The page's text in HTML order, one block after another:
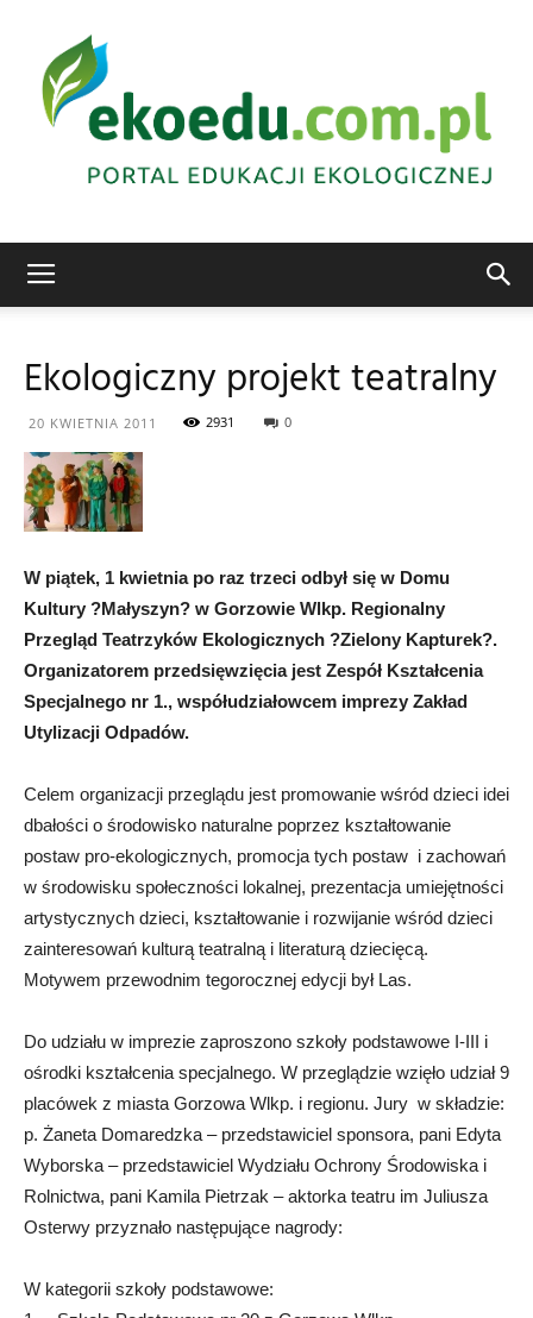
ekologiczna
Ekologiczny projekt teatralny
20 KWIETNIA 2011 2931 0
W piątek, 1 kwietnia po raz trzeci odbył się w Domu
Kultury ?Małyszyn? w Gorzowie Wlkp. Regionalny
Przegląd Teatrzyków Ekologicznych ?Zielony Kapturek?.
Organizatorem przedsięwzięcia jest Zespół Kształcenia
Specjalnego nr 1., współudziałowcem imprezy Zakład
Utylizacji Odpadów.
Celem organizacji przeglądu jest promowanie wśród dzieci idei
dbałości o środowisko naturalne poprzez kształtowanie
postaw pro-ekologicznych, promocja tych postaw i zachowań
w środowisku społeczności lokalnej, prezentacja umiejętności
artystycznych dzieci, kształtowanie i rozwijanie wśród dzieci
zainteresowań kulturą teatralną i literaturą dziecięcą.
Motywem przewodnim tegorocznej edycji był Las.
Do udziału w imprezie zaproszono szkoły podstawowe I-III i
ośrodki kształcenia specjalnego. W przeglądzie wzięło udział 9
placówek z miasta Gorzowa Wlkp. i regionu. Jury w składzie:
p. Żaneta Domaredzka – przedstawiciel sponsora, pani Edyta
Wyborska – przedstawiciel Wydziału Ochrony Środowiska i
Rolnictwa, pani Kamila Pietrzak – aktorka teatru im Juliusza
Osterwy przyznało następujące nagrody:
W kategorii szkoły podstawowe: